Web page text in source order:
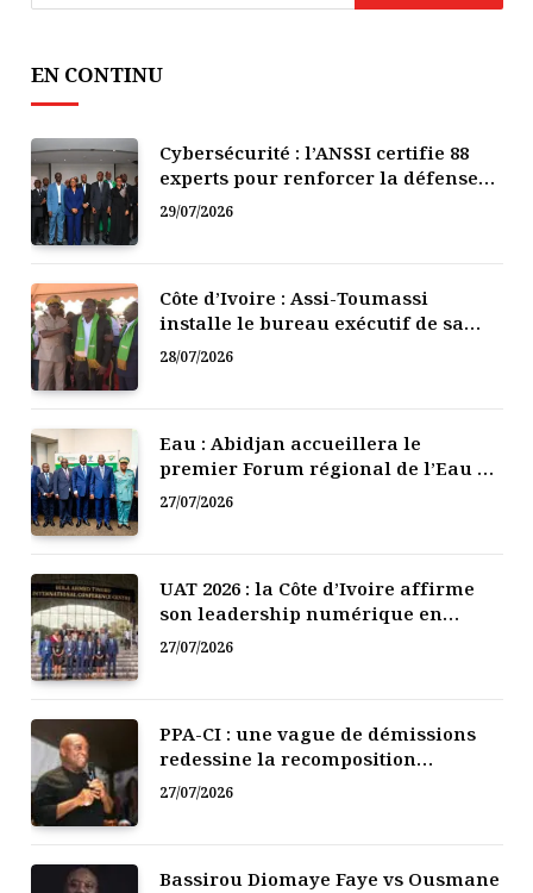
EN CONTINU
Cybersécurité : l’ANSSI certifie 88
experts pour renforcer la défense
numérique de la Côte d’Ivoire
29/07/2026
Côte d’Ivoire : Assi-Toumassi
installe le bureau exécutif de sa
mutuelle de développement
28/07/2026
Eau : Abidjan accueillera le
premier Forum régional de l’Eau de
l’Afrique de l’Ouest
27/07/2026
UAT 2026 : la Côte d’Ivoire affirme
son leadership numérique en
Afrique
27/07/2026
PPA-CI : une vague de démissions
redessine la recomposition
politique
27/07/2026
Bassirou Diomaye Faye vs Ousmane